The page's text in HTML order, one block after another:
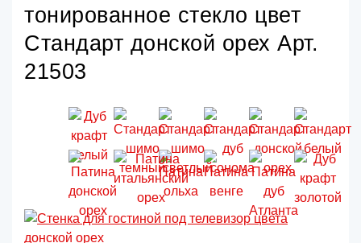
тонированное стекло цвет
Стандарт донской орех Арт.
21503